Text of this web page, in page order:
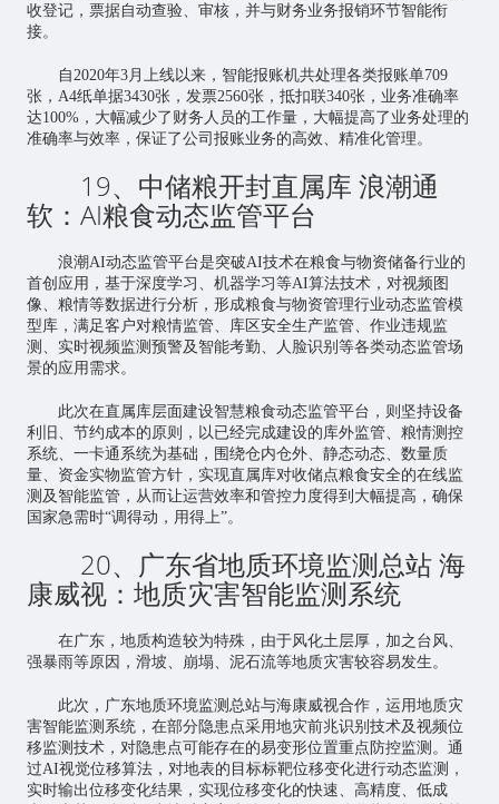
收登记，票据自动查验、审核，并与财务业务报销环节智能衔
接。
自2020年3月上线以来，智能报账机共处理各类报账单709
张，A4纸单据3430张，发票2560张，抵扣联340张，业务准确率
达100%，大幅减少了财务人员的工作量，大幅提高了业务处理的
准确率与效率，保证了公司报账业务的高效、精准化管理。
19、中储粮开封直属库 浪潮通
软：AI粮食动态监管平台
浪潮AI动态监管平台是突破AI技术在粮食与物资储备行业的
首创应用，基于深度学习、机器学习等AI算法技术，对视频图
像、粮情等数据进行分析，形成粮食与物资管理行业动态监管模
型库，满足客户对粮情监管、库区安全生产监管、作业违规监
测、实时视频监测预警及智能考勤、人脸识别等各类动态监管场
景的应用需求。
此次在直属库层面建设智慧粮食动态监管平台，则坚持设备
利旧、节约成本的原则，以已经完成建设的库外监管、粮情测控
系统、一卡通系统为基础，围绕仓内仓外、静态动态、数量质
量、资金实物监管方针，实现直属库对收储点粮食安全的在线监
测及智能监管，从而让运营效率和管控力度得到大幅提高，确保
国家急需时“调得动，用得上”。
20、广东省地质环境监测总站 海
康威视：地质灾害智能监测系统
在广东，地质构造较为特殊，由于风化土层厚，加之台风、
强暴雨等原因，滑坡、崩塌、泥石流等地质灾害较容易发生。
此次，广东地质环境监测总站与海康威视合作，运用地质灾
害智能监测系统，在部分隐患点采用地灾前兆识别技术及视频位
移监测技术，对隐患点可能存在的易变形位置重点防控监测。通
过AI视觉位移算法，对地表的目标标靶位移变化进行动态监测，
实时输出位移变化结果，实现位移变化的快速、高精度、低成